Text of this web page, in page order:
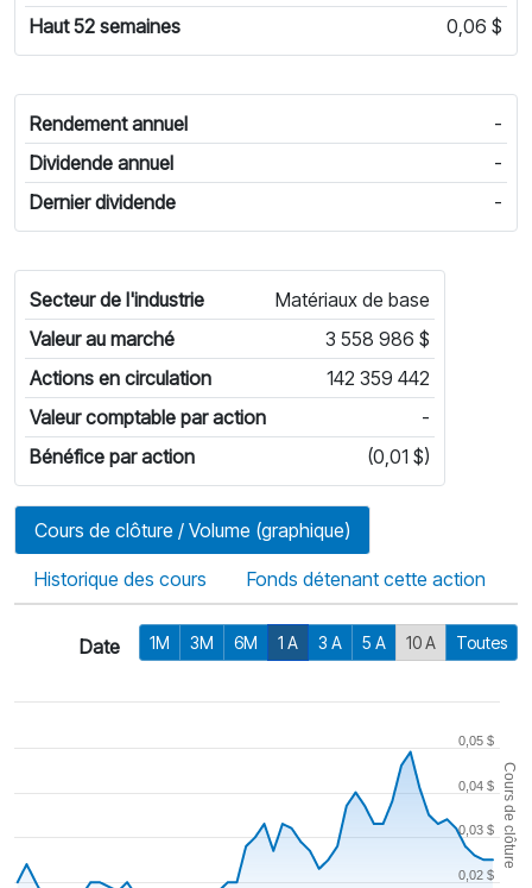
Haut 52 semaines
0,06 $
Rendement annuel
-
Dividende annuel
-
Dernier dividende
-
Secteur de l'industrie
Matériaux de base
Valeur au marché
3 558 986 $
Actions en circulation
142 359 442
Valeur comptable par action
-
Bénéfice par action
(0,01 $)
Cours de clôture / Volume (graphique)
Historique des cours Fonds détenant cette action
Date 1M 3M 6M 1 A 3 A 5 A 10 A Toutes
Cours de clôture
0,05 $
0,02 $
0,03 $
0,04 $